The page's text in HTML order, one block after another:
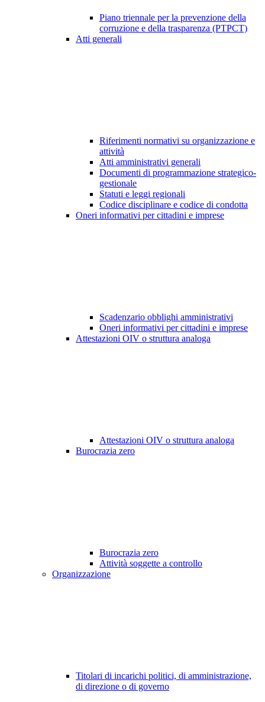
Piano triennale per la prevenzione della
corruzione e della trasparenza (PTPCT)
Atti generali
Riferimenti normativi su organizzazione e
attività
Atti amministrativi generali
Documenti di programmazione strategico-
gestionale
Statuti e leggi regionali
Codice disciplinare e codice di condotta
Oneri informativi per cittadini e imprese
Scadenzario obblighi amministrativi
Oneri informativi per cittadini e imprese
Attestazioni OIV o struttura analoga
Attestazioni OIV o struttura analoga
Burocrazia zero
Burocrazia zero
Attività soggette a controllo
Organizzazione
Titolari di incarichi politici, di amministrazione,
di direzione o di governo